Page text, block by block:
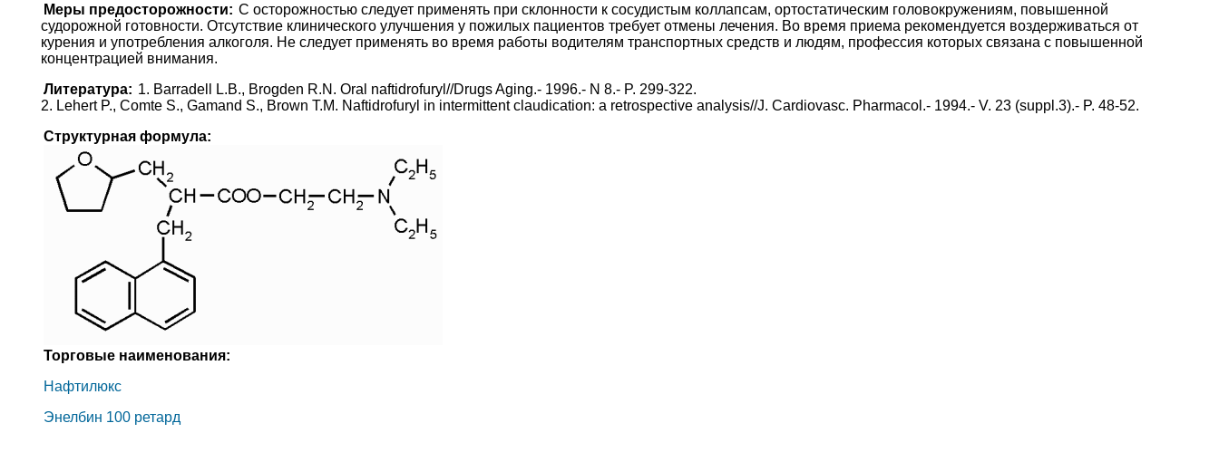
Меры предосторожности: С осторожностью следует применять при склонности к сосудистым коллапсам, ортостатическим головокружениям, повышенной
судорожной готовности. Отсутствие клинического улучшения у пожилых пациентов требует отмены лечения. Во время приема рекомендуется воздерживаться от
курения и употребления алкоголя. Не следует применять во время работы водителям транспортных средств и людям, профессия которых связана с повышенной
концентрацией внимания.
Литература: 1. Barradell L.B., Brogden R.N. Oral naftidrofuryl//Drugs Aging.- 1996.- N 8.- P. 299-322.
2. Lehert P., Comte S., Gamand S., Brown T.M. Naftidrofuryl in intermittent claudication: a retrospective analysis//J. Cardiovasc. Pharmacol.- 1994.- V. 23 (suppl.3).- P. 48-52.
Структурная формула:
Торговые наименования:
Нафтилюкс
Энелбин 100 ретард